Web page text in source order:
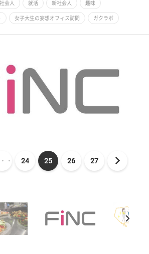
社会人 就活 新社会人 趣味
女子大生の妄想オフィス訪問 ガクラボ
・ 24 25 26 27